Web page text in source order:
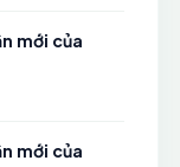
mới của
mới của